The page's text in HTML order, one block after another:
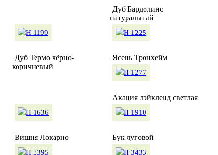
Дуб Бардолино
натуральный
Дуб Термо чёрно-
коричневый
Ясень Тронхейм
Акация лэйкленд светлая
Вишня Локарно Бук луговой